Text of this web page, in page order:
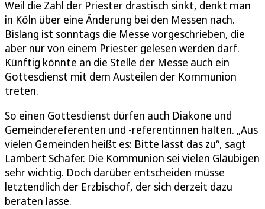
Weil die Zahl der Priester drastisch sinkt, denkt man
in Köln über eine Änderung bei den Messen nach.
Bislang ist sonntags die Messe vorgeschrieben, die
aber nur von einem Priester gelesen werden darf.
Künftig könnte an die Stelle der Messe auch ein
Gottesdienst mit dem Austeilen der Kommunion
treten.
So einen Gottesdienst dürfen auch Diakone und
Gemeindereferenten und -referentinnen halten. „Aus
vielen Gemeinden heißt es: Bitte lasst das zu“, sagt
Lambert Schäfer. Die Kommunion sei vielen Gläubigen
sehr wichtig. Doch darüber entscheiden müsse
letztendlich der Erzbischof, der sich derzeit dazu
beraten lasse.